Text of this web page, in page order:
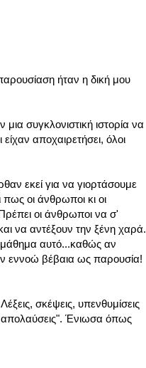
ήταν η δική μου
συγκλονιστική ιστορία να
αποχαιρετήσει, όλοι
εκεί για να γιορτάσουμε
πως οι άνθρωποι κι οι
οι άνθρωποι να σ'
να αντέξουν την ξένη χαρά.
αυτό...καθώς αν
εννοώ βέβαια ως παρουσία!
σκέψεις, υπενθυμίσεις
απολαύσεις". Ένιωσα όπως